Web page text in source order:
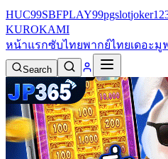
HUC99SBFPLAY99pgslot
KUROKAMI
หน้าแรกซับไทยพากย์ไทยเดอะมู
Search